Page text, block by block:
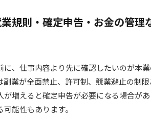
規則・確定申告・お金の管理
に、仕事内容より先に確認したいのが本業
副業が全面禁止、許可制、競業避止の制限
が増えると確定申告が必要になる場合が
能性もあります。